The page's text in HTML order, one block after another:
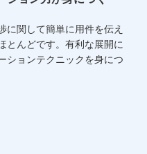
に関して簡単に用件を伝え
とんどです。有利な展開に
ションテクニックを身につ